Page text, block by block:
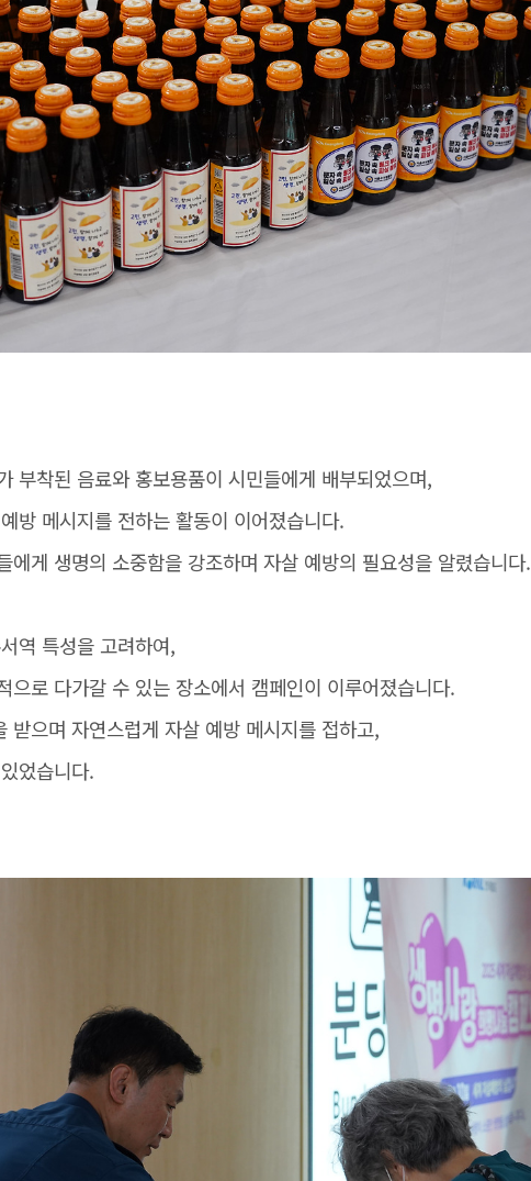
부착된 음료와 홍보용품이 시민들에게 배부되었으며,
방 메시지를 전하는 활동이 이어졌습니다.
에게 생명의 소중함을 강조하며 자살 예방의 필요성을 알렸습니다.
역 특성을 고려하여,
으로 다가갈 수 있는 장소에서 캠페인이 이루어졌습니다.
받으며 자연스럽게 자살 예방 메시지를 접하고,
었습니다.